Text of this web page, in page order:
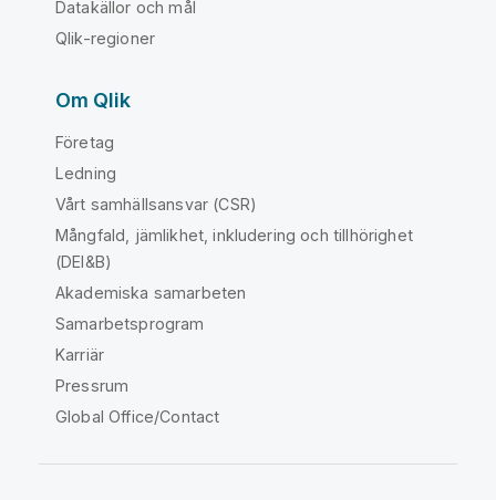
Datakällor och mål
Qlik-regioner
Om Qlik
Företag
Ledning
Vårt samhällsansvar (CSR)
Mångfald, jämlikhet, inkludering och tillhörighet
(DEI&B)
Akademiska samarbeten
Samarbetsprogram
Karriär
Pressrum
Global Office/Contact